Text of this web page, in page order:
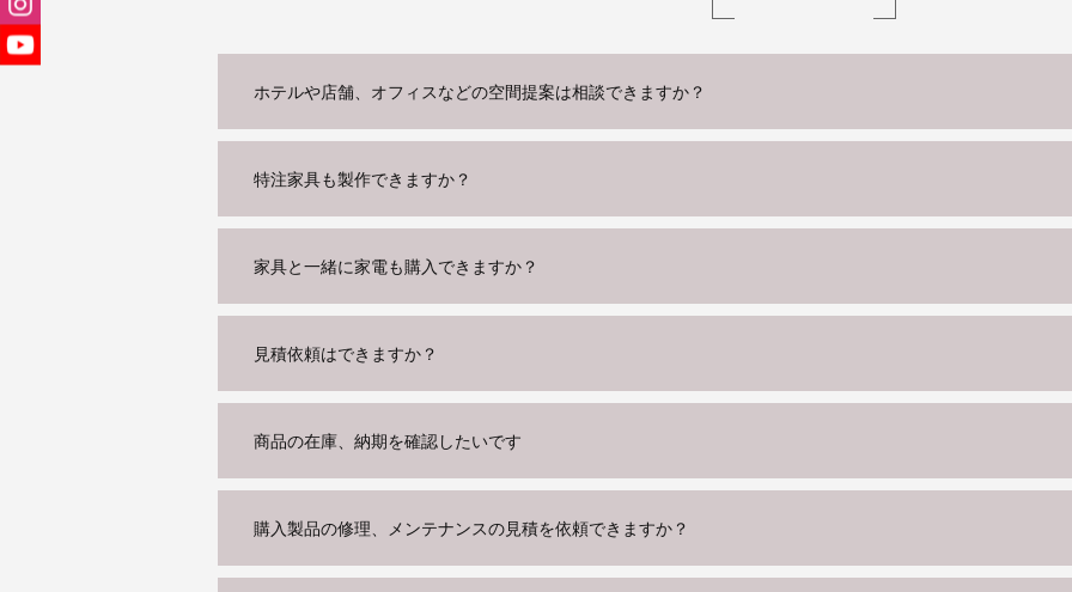
ホテルや店舗、オフィスなどの空間提案は相談できますか？
特注家具も製作できますか？
家具と一緒に家電も購入できますか？
見積依頼はできますか？
商品の在庫、納期を確認したいです
購入製品の修理、メンテナンスの見積を依頼できますか？